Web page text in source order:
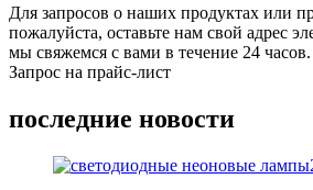
Для запросов о наших продуктах или
пожалуйста, оставьте нам свой адрес
мы свяжемся с вами в течение 24 часов.
Запрос на прайс-лист
последние новости